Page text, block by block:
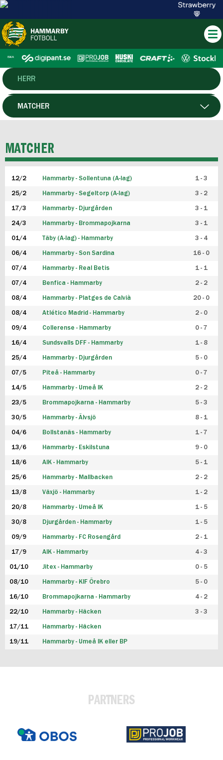
HERR
DAM
P19
F19
FUTSAL HERR
FUTSAL DAM
MATCHER
MATCHER
12/2 Hammarby - Sollentuna (A-lag) 1 - 3
25/2 Hammarby - Segeltorp (A-lag) 3 - 2
17/3 Hammarby - Djurgården 3 - 1
24/3 Hammarby - Brommapojkarna 3 - 1
01/4 Täby (A-lag) - Hammarby 3 - 4
06/4 Hammarby - Son Sardina 16 - 0
07/4 Hammarby - Real Betis 1 - 1
07/4 Benfica - Hammarby 2 - 2
08/4 Hammarby - Platges de Calvià 20 - 0
08/4 Atlético Madrid - Hammarby 2 - 0
09/4 Collerense - Hammarby 0 - 7
16/4 Sundsvalls DFF - Hammarby 1 - 8
25/4 Hammarby - Djurgården 5 - 0
07/5 Piteå - Hammarby 0 - 7
14/5 Hammarby - Umeå IK 2 - 2
23/5 Brommapojkarna - Hammarby 5 - 3
30/5 Hammarby - Älvsjö 8 - 1
04/6 Bollstanäs - Hammarby 1 - 7
13/6 Hammarby - Eskilstuna 9 - 0
18/6 AIK - Hammarby 5 - 1
25/6 Hammarby - Mallbacken 2 - 2
13/8 Växjö - Hammarby 1 - 2
20/8 Hammarby - Umeå IK 1 - 5
30/8 Djurgården - Hammarby 1 - 5
09/9 Hammarby - FC Rosengård 2 - 1
17/9 AIK - Hammarby 4 - 3
01/10 Jitex - Hammarby 0 - 5
08/10 Hammarby - KIF Örebro 5 - 0
16/10 Brommapojkarna - Hammarby 4 - 2
22/10 Hammarby - Häcken 3 - 3
17/11 Hammarby - Häcken
19/11 Hammarby - Umeå IK eller BP
PARTNERS